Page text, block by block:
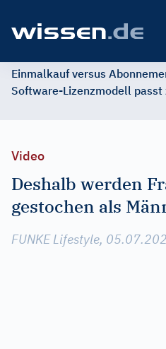
Einmalkauf versus
Software-Lizenzmodell passt
Video
Deshalb werden
gestochen als
FUNKE Lifestyle,